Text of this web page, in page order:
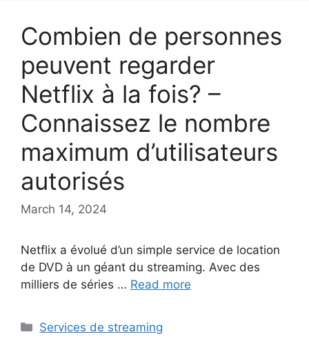
Combien de personnes
peuvent regarder
Netflix à la fois? –
Connaissez le nombre
maximum d’utilisateurs
autorisés
March 14, 2024
Netflix a évolué d’un simple service de location
de DVD à un géant du streaming. Avec des
milliers de séries … Read more
Categories
Services de streaming